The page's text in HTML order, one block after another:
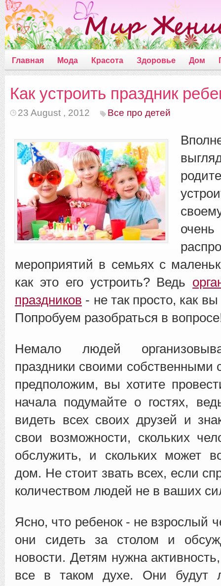
Главная Мода Красота Здоровье Дом
Как устроить праздник
23 August , 2012 Все про детей
очень
мероприятий в семьях с
как это его устроить? Ведь
праздников - не так просто, как
Попробуем разобраться в
Немало людей
праздники своими собственными
предположим, вы хотите
начала подумайте о гостях,
видеть всех своих друзей и
свои возможности, скольких
обслужить, и скольких может
дом. Не стоит звать всех, если
количеством людей не в ваших
Ясно, что ребенок - не взрослый
они сидеть за столом и
новости. Детям нужна
все в таком духе. Они будут